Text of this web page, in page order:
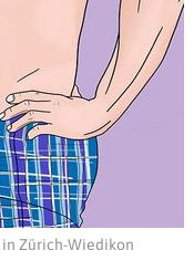
Zürich-Wiedikon